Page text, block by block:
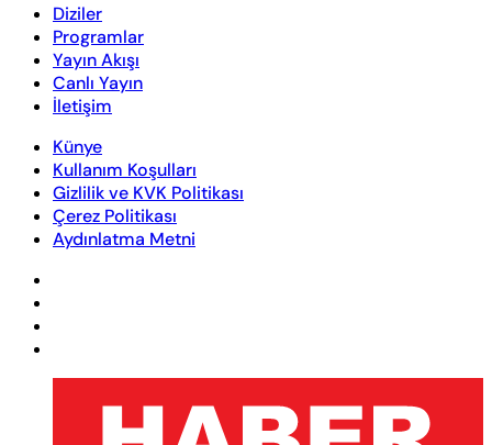
Diziler
Programlar
Yayın Akışı
Canlı Yayın
İletişim
Künye
Kullanım Koşulları
Gizlilik ve KVK Politikası
Çerez Politikası
Aydınlatma Metni